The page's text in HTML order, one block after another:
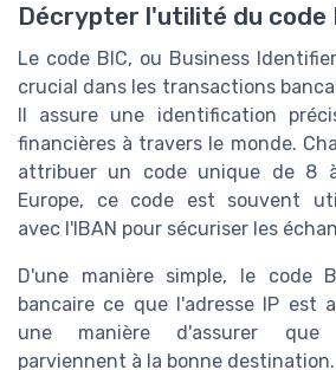
Décrypter l'utilité du code
Le code BIC, ou Business
crucial dans les transactions
Il assure une identification
financières à travers le monde.
attribuer un code unique de 8
Europe, ce code est souvent
avec l'IBAN pour sécuriser les
D'une manière simple, le code
bancaire ce que l'adresse IP est
une manière d'assurer que
parviennent à la bonne destination.